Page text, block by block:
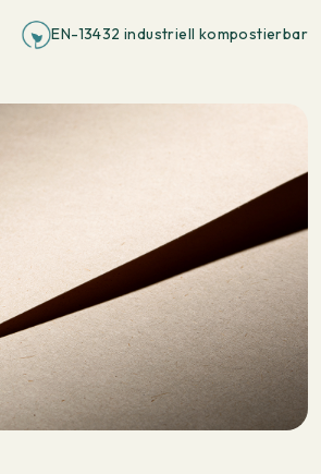
EN-13432 industriell kompostierbar